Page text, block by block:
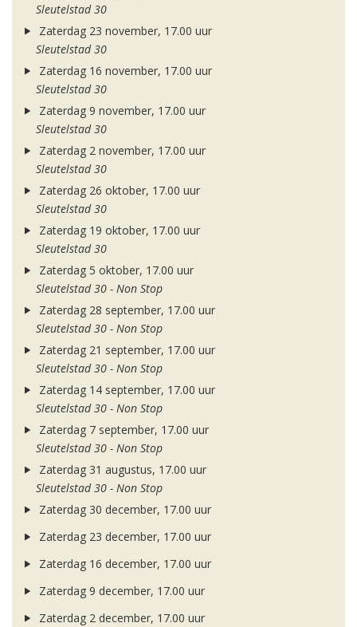
Sleutelstad 30
Zaterdag 23 november, 17.00 uur
Sleutelstad 30
Zaterdag 16 november, 17.00 uur
Sleutelstad 30
Zaterdag 9 november, 17.00 uur
Sleutelstad 30
Zaterdag 2 november, 17.00 uur
Sleutelstad 30
Zaterdag 26 oktober, 17.00 uur
Sleutelstad 30
Zaterdag 19 oktober, 17.00 uur
Sleutelstad 30
Zaterdag 5 oktober, 17.00 uur
Sleutelstad 30 - Non Stop
Zaterdag 28 september, 17.00 uur
Sleutelstad 30 - Non Stop
Zaterdag 21 september, 17.00 uur
Sleutelstad 30 - Non Stop
Zaterdag 14 september, 17.00 uur
Sleutelstad 30 - Non Stop
Zaterdag 7 september, 17.00 uur
Sleutelstad 30 - Non Stop
Zaterdag 31 augustus, 17.00 uur
Sleutelstad 30 - Non Stop
Zaterdag 30 december, 17.00 uur
Zaterdag 23 december, 17.00 uur
Zaterdag 16 december, 17.00 uur
Zaterdag 9 december, 17.00 uur
Zaterdag 2 december, 17.00 uur